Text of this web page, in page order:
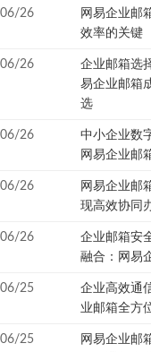
06/26
网易企业邮
效率的关键
06/26
企业邮箱选
易企业邮箱
选
06/26
中小企业数
网易企业邮
06/26
网易企业邮
现高效协同
06/26
企业邮箱安
融合：网易
06/25
企业高效通
业邮箱全方
06/25
网易企业邮